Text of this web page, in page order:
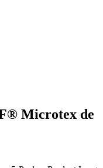
Microtex de